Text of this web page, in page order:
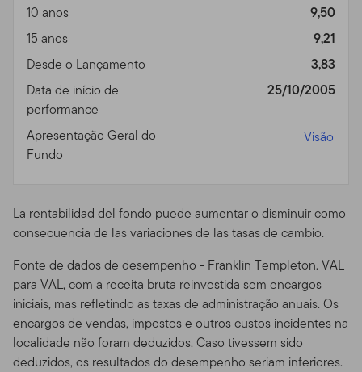
10 anos
9,50
15 anos
9,21
Desde o Lançamento
3,83
Data de início de
performance
25/10/2005
Apresentação Geral do
Fundo
Visão
La rentabilidad del fondo puede aumentar o disminuir como
consecuencia de las variaciones de las tasas de cambio.
Fonte de dados de desempenho - Franklin Templeton. VAL
para VAL, com a receita bruta reinvestida sem encargos
iniciais, mas refletindo as taxas de administração anuais. Os
encargos de vendas, impostos e outros custos incidentes na
localidade não foram deduzidos. Caso tivessem sido
deduzidos, os resultados do desempenho seriam inferiores.
recentes. Você não deve usar o site através de recursos
ou aparelhos que sejam programados para prover
acesso de alta velocidade, automatizado e repetido, a
menos que esses recursos sejam aprovados por nós.
Áreas Protegidas por Senha.
Acessos a áreas seguras
ou protegidas por senha do Site são restringidos apenas
a usuários autorizados. Você não pode obter ou tentar
obter acesso não autorizado a essas partes do Site, ou a
por nós para uso específico. Indivíduos não autorizados
tentando acessar, ou mesmo acessando estas áreas
podem estar sujeitos a processos civis ou criminais.
Prospectos dos Fundos,
Performance, e Riscos de
Investimento